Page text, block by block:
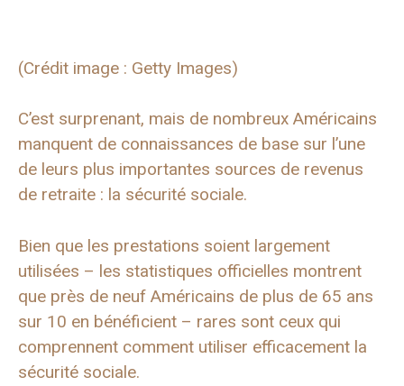
(Crédit image : Getty Images)
C’est surprenant, mais de nombreux Américains
manquent de connaissances de base sur l’une
de leurs plus importantes sources de revenus
de retraite : la sécurité sociale.
Bien que les prestations soient largement
utilisées – les statistiques officielles montrent
que près de neuf Américains de plus de 65 ans
sur 10 en bénéficient – ​​rares sont ceux qui
comprennent comment utiliser efficacement la
sécurité sociale.